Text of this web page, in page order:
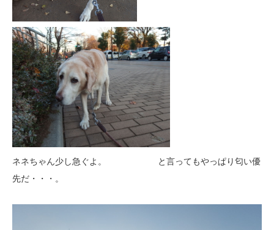
ネネちゃん少し急ぐよ。 と言ってもやっぱり匂い優
先だ・・・。